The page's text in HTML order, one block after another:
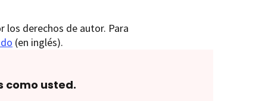
los derechos de autor. Para
(en inglés).
como usted.